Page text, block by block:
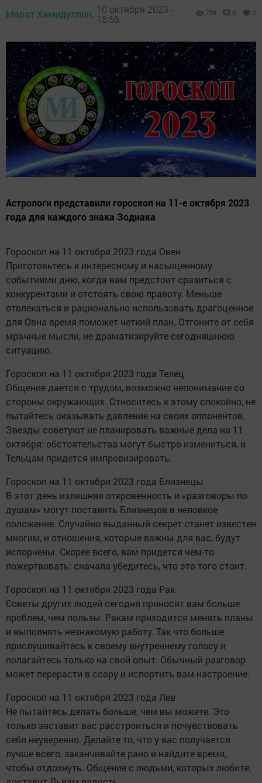
Марат Хамидуллин, 10 октября 2023 -
15:56
768 0 0
Астрологи представили гороскоп на 11-е октября 2023
года для каждого знака Зодиака
Гороскоп на 11 октября 2023 года Овен
Приготовьтесь к интересному и насыщенному
событиями дню, когда вам предстоит сразиться с
конкурентами и отстоять свою правоту. Меньше
отвлекаться и рационально использовать драгоценное
для Овна время поможет четкий план. Отгоните от себя
мрачные мысли, не драматизируйте сегодняшнюю
ситуацию.
Гороскоп на 11 октября 2023 года Телец
Общение дается с трудом, возможно непонимание со
стороны окружающих. Относитесь к этому спокойно, не
пытайтесь оказывать давление на своих оппонентов.
Звезды советуют не планировать важные дела на 11
октября: обстоятельства могут быстро измениться, и
Тельцам придется импровизировать.
Гороскоп на 11 октября 2023 года Близнецы
В этот день излишняя откровенность и «разговоры по
душам» могут поставить Близнецов в неловкое
положение. Случайно выданный секрет станет известен
многим, и отношения, которые важны для вас, будут
испорчены. Скорее всего, вам придется чем-то
пожертвовать: сначала убедитесь, что это того стоит.
Гороскоп на 11 октября 2023 года Рак
Советы других людей сегодня приносят вам больше
проблем, чем пользы. Ракам приходится менять планы
и выполнять незнакомую работу. Так что больше
прислушивайтесь к своему внутреннему голосу и
полагайтесь только на свой опыт. Обычный разговор
может перерасти в ссору и испортить вам настроение.
Гороскоп на 11 октября 2023 года Лев
Не пытайтесь делать больше, чем вы можете. Это
только заставит вас расстроиться и почувствовать
себя неуверенно. Делайте то, что у вас получается
лучше всего, заканчивайте рано и найдите время,
чтобы отдохнуть. Общение с людьми, которых любите,